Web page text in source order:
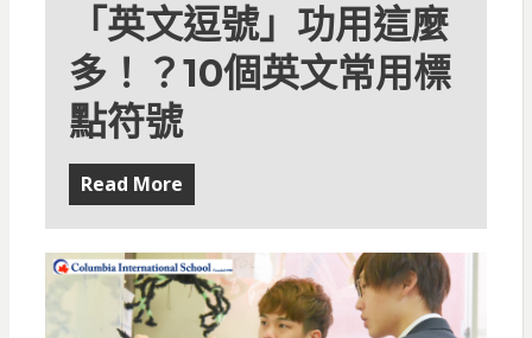
「英文逗號」功用這麼
多！？10個英文常用標
點符號
Read More